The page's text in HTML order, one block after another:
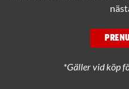
*Gäller vid köp